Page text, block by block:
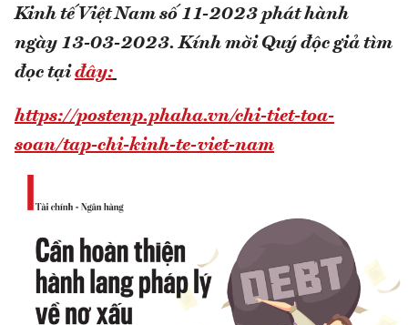
Kinh tế Việt Nam số 11-2023 phát hành
ngày 13-03-2023.Kính mời Quý độc giả tìm
đọc tạiđây:
https://postenp.phaha.vn/chi-tiet-toa-
soan/tap-chi-kinh-te-viet-nam